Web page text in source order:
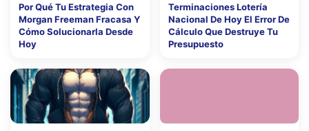
Por Qué Tu Estrategia Con
Morgan Freeman Fracasa Y
Cómo Solucionarla Desde
Hoy
Terminaciones Lotería
Nacional De Hoy El Error De
Cálculo Que Destruye Tu
Presupuesto